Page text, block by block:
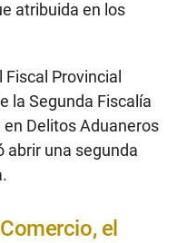
atribuida en los
Provincial
la Segunda Fiscalía
Delitos Aduaneros
abrir una segunda
el